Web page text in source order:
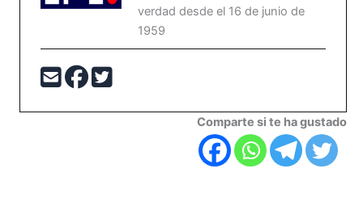
verdad desde el 16 de junio de
1959
Comparte si te ha gustado